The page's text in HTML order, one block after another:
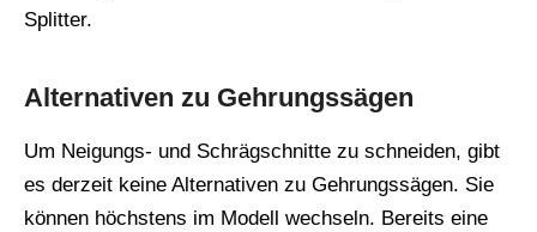
Splitter.
Alternativen zu Gehrungssägen
Um Neigungs- und Schrägschnitte zu schneiden, gibt
es derzeit keine Alternativen zu Gehrungssägen. Sie
können höchstens im Modell wechseln. Bereits eine